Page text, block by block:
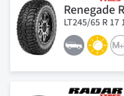
Renegade
LT245/65 R 17